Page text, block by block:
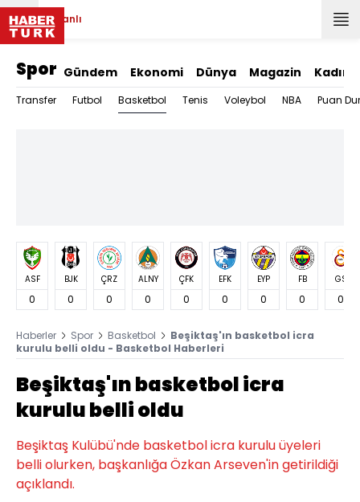
Canlı
Spor Gündem Ekonomi Dünya Magazin Kadın
Transfer Futbol Basketbol Tenis Voleybol NBA Puan
ASF
0
BJK
0
ÇRZ
0
ALNY
0
ÇFK
0
EFK
0
EYP
0
FB
0
GS
0
Haberler Spor Basketbol
Beşiktaş'ın basketbol icra
kurulu belli oldu - Basketbol Haberleri
Beşiktaş'ın basketbol icra
kurulu belli oldu
Beşiktaş Kulübü'nde basketbol icra kurulu üyeleri
belli olurken, başkanlığa Özkan Arseven'in getirildiği
açıklandı.